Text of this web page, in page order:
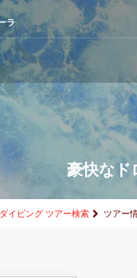
豪快なド
ダイビング ツアー検索 ツアー
ラ